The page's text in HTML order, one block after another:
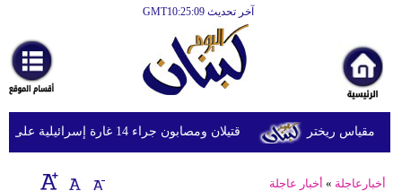
آخر تحديث GMT10:25:09
أخبارعاجلة
رياضة
ثقافة
إقتصاد
قتيلان ومصابون جراء 14 غارة إسرائيلية على شرق وجنوب لبنان
أخبارعاجلة » أخبار عاجلة